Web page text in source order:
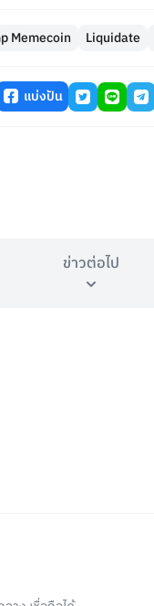
Memecoin Liquidate
แบ่งปัน
ข่าวต่อไป